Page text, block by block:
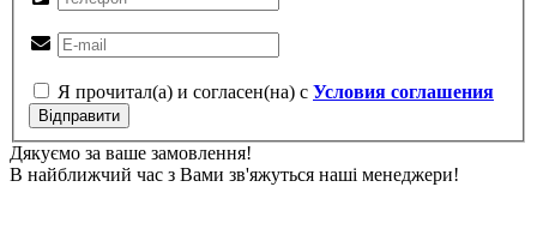
Я прочитал(а) и согласен(на) с Условия соглашения
Відправити
Дякуємо за ваше замовлення!
В найближчий час з Вами зв'яжуться наші менеджери!